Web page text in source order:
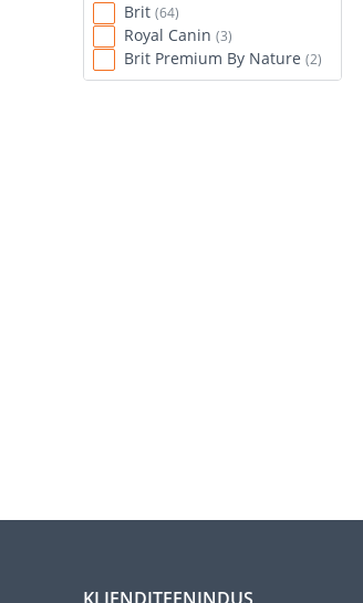
Brit (64)
Royal Canin (3)
Brit Premium By Nature (2)